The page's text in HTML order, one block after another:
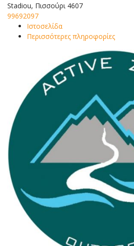
Stadiou, Πισσούρι 4607
99692097
Ιστοσελίδα
Περισσότερες πληροφορίες